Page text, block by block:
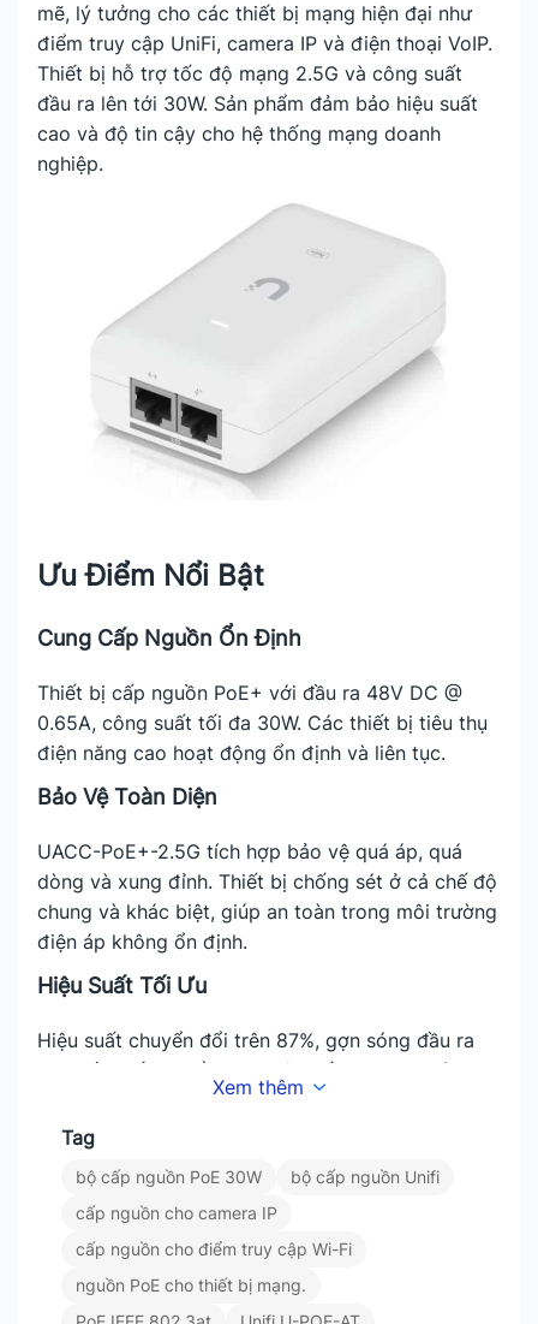
mẽ, lý tưởng cho các thiết bị mạng hiện đại như
điểm truy cập UniFi, camera IP và điện thoại VoIP.
Thiết bị hỗ trợ tốc độ mạng 2.5G và công suất
đầu ra lên tới 30W. Sản phẩm đảm bảo hiệu suất
cao và độ tin cậy cho hệ thống mạng doanh
nghiệp.
Ưu Điểm Nổi Bật
Cung Cấp Nguồn Ổn Định
Thiết bị cấp nguồn PoE+ với đầu ra 48V DC @
0.65A, công suất tối đa 30W. Các thiết bị tiêu thụ
điện năng cao hoạt động ổn định và liên tục.
Bảo Vệ Toàn Diện
UACC-PoE+-2.5G tích hợp bảo vệ quá áp, quá
dòng và xung đỉnh. Thiết bị chống sét ở cả chế độ
chung và khác biệt, giúp an toàn trong môi trường
điện áp không ổn định.
Hiệu Suất Tối Ưu
Hiệu suất chuyển đổi trên 87%, gợn sóng đầu ra
<1%. Tần số chuyển mạch lên đến 65 kHz giúp
thiết bị vận hành êm và tiết kiệm năng lượng.
Cổng RJ45 2.5G – Truyền Dữ Liệu Nhanh
nhiễu. Đầu vào và đầu ra dạng RJ45 đảm bảo kết
nối ổn định, tốc độ cao.
Thiết Kế Nhỏ Gọn – Dễ Lắp Đặt
Xem thêm
Tag
bộ cấp nguồn PoE 30W
bộ cấp nguồn Unifi
cấp nguồn cho camera IP
cấp nguồn cho điểm truy cập Wi-Fi
nguồn PoE cho thiết bị mạng.